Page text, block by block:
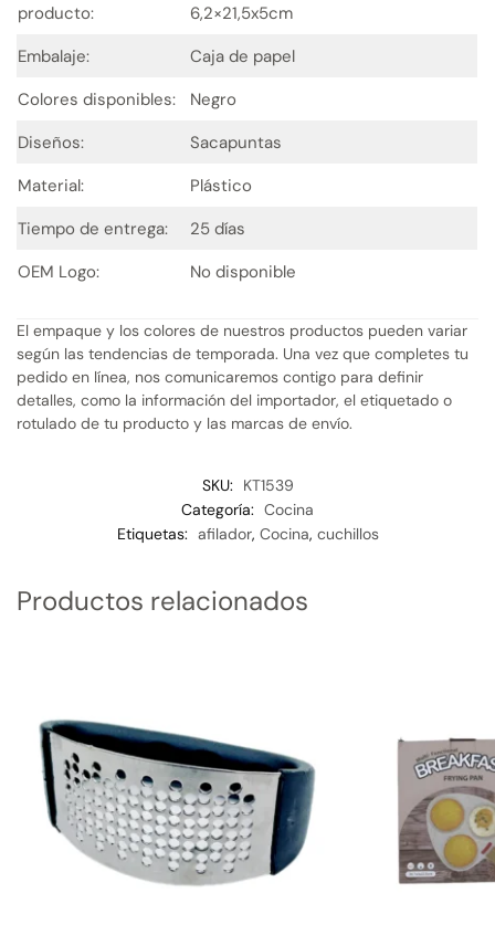
producto:
6,2×21,5x5cm
Embalaje:
Caja de papel
Colores disponibles:
Negro
Diseños:
Sacapuntas
Material:
Plástico
Tiempo de entrega:
25 días
OEM Logo:
No disponible
El empaque y los colores de nuestros productos pueden variar
según las tendencias de temporada. Una vez que completes tu
pedido en línea, nos comunicaremos contigo para definir
detalles, como la información del importador, el etiquetado o
rotulado de tu producto y las marcas de envío.
SKU:
KT1539
Categoría: Cocina
Etiquetas: afilador, Cocina, cuchillos
Productos relacionados